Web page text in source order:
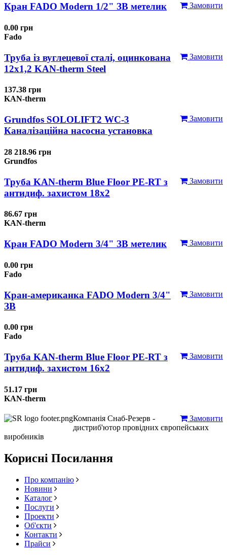
Замовити
Кран FADO Modern 1/2" ЗВ метелик
0.00 грн
Fado
Замовити
Труба із вуглецевої сталі, оцинкована
12x1,2 KAN-therm Steel
137.38 грн
KAN-therm
Замовити
Grundfos SOLOLIFT2 WC-3
Каналізаційна насосна установка
28 218.96 грн
Grundfos
Замовити
Труба KAN-therm Blue Floor PE-RT з
антидиф. захистом 18х2
86.67 грн
KAN-therm
Замовити
Кран FADO Modern 3/4" ЗВ метелик
0.00 грн
Fado
Замовити
Кран-американка FADO Modern 3/4"
ЗВ
0.00 грн
Fado
Замовити
Труба KAN-therm Blue Floor PE-RT з
антидиф. захистом 16х2
51.17 грн
KAN-therm
Замовити
Компанія Снаб-Резерв -
дистриб'ютор провідних європейських
виробників
Корисні Посилання
Про компанію
Новини
Каталог
Послуги
Проекти
Об'єкти
Контакти
Прайси